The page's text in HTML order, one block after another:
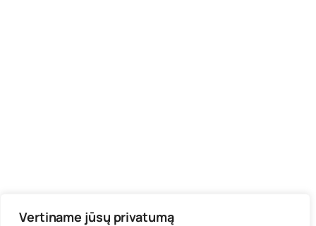
Vertiname jūsų privatumą